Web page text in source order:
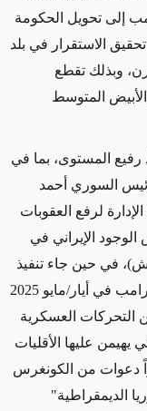
سعت إدارة ترامب إلى تحويل الحكومة
الاستقرار في بلد
وبذلك تقطع
المتوسط
المستوى، بما في
السوري أحمد
لرفع العقوبات
الإيراني في
في حين جاء تنفيذ
الشرع للنقاط الخمس التي حددها الرئيس ترامب في أيار/مايو 2025
التحركات العسكرية
عليها الأقليات
دعوات من الكونغرس
الديمقراطية"